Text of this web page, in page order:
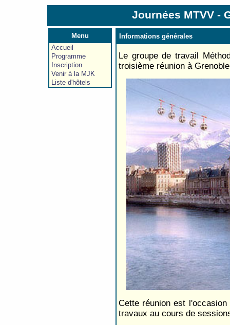
Journées MTVV -
Menu
Accueil
Programme
Inscription
Venir à la MJK
Liste d'hôtels
Informations générales
Le groupe de travail
troisième réunion à
Cette réunion est
travaux au cours de